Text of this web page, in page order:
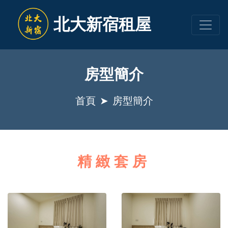
北大新宿租屋
房型簡介
首頁 房型簡介
精緻套房